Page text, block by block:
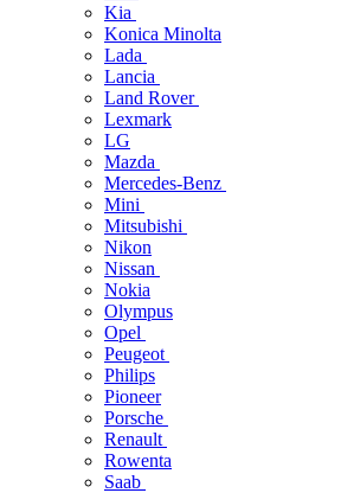
Kia
Konica Minolta
Lada
Lancia
Land Rover
Lexmark
LG
Mazda
Mercedes-Benz
Mini
Mitsubishi
Nikon
Nissan
Nokia
Olympus
Opel
Peugeot
Philips
Pioneer
Porsche
Renault
Rowenta
Saab